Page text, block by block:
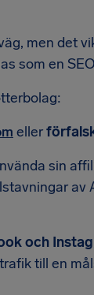
men det
som en
eller
sin
av
och
till en